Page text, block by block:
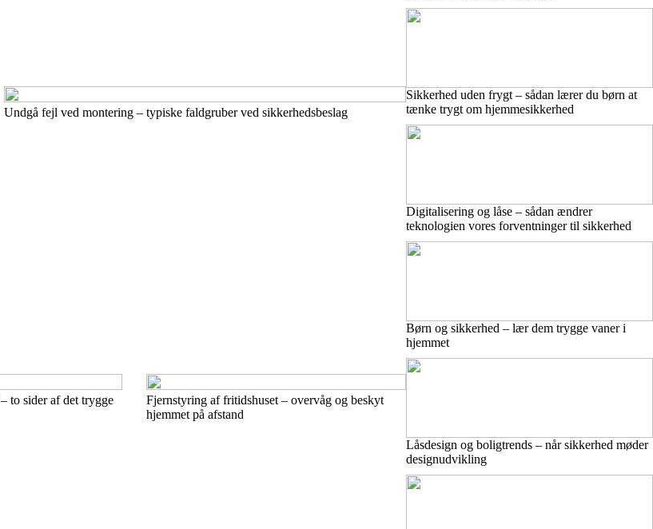
Undgå fejl ved montering – typiske faldgruber ved sikkerhedsbeslag
to sider af det trygge
Fjernstyring af fritidshuset – overvåg og beskyt
hjemmet på afstand
Sikkerhed uden frygt – sådan lærer du børn at
tænke trygt om hjemmesikkerhed
Digitalisering og låse – sådan ændrer
teknologien vores forventninger til sikkerhed
Børn og sikkerhed – lær dem trygge vaner i
hjemmet
Låsdesign og boligtrends – når sikkerhed møder
designudvikling